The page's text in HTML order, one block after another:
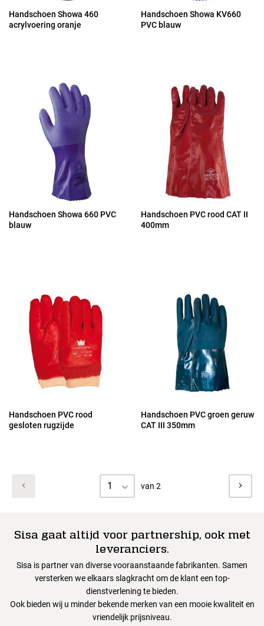
Handschoen Showa 460
acrylvoering oranje
Handschoen Showa KV660
PVC blauw
Handschoen Showa 660 PVC
blauw
Handschoen PVC rood CAT II
400mm
Handschoen PVC rood
gesloten rugzijde
Handschoen PVC groen geruw
CAT III 350mm
1 van 2
Sisa gaat altijd voor partnership, ook met
leveranciers.
Sisa is partner van diverse vooraanstaande fabrikanten. Samen
versterken we elkaars slagkracht om de klant een top-
dienstverlening te bieden.
Ook bieden wij u minder bekende merken van een mooie kwaliteit en
vriendelijk prijsniveau.